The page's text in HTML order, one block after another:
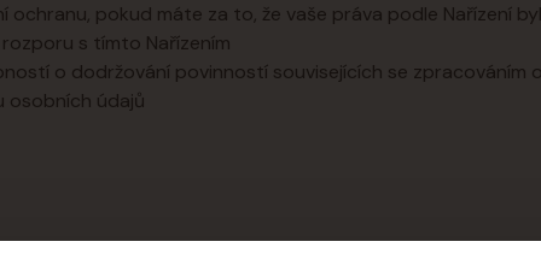
ochranu, pokud máte za to, že vaše práva podle Nařízení
s tímto Nařízením
o dodržování povinností souvisejících se zpracováním
osobních údajů